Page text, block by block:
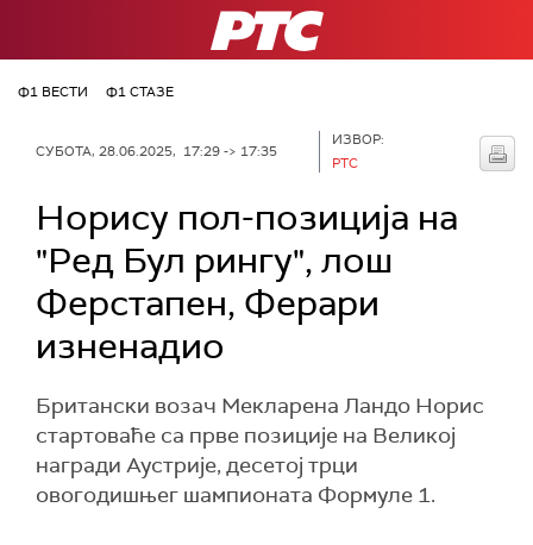
РТС
Ф1 ВЕСТИ Ф1 СТАЗЕ
СУБОТА, 28.06.2025, 17:29 -> 17:35
ИЗВОР:
РТС
Норису пол-позиција на
"Ред Бул рингу", лош
Ферстапен, Ферари
изненадио
Британски возач Мекларена Ландо Норис
стартоваће са прве позиције на Великој
награди Аустрије, десетој трци
овогодишњег шампионата Формуле 1.